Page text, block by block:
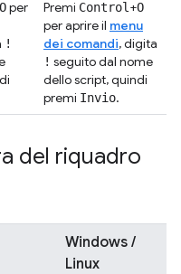
Oper
!
Premi Control +O
per aprire il menu
dei comandi, digita
! seguito dal nome
dello script, quindi
premi Invio.
del riquadro
Windows /
Linux